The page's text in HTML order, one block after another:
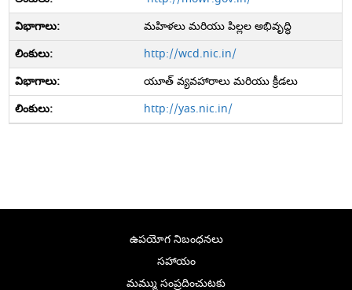
మహిళలు మరియు పిల్లల అభివృద్ధి
http://wcd.nic.in/
యూత్ వ్యవహారాలు మరియు క్రీడలు
http://yas.nic.in/
ఉపయోగ నిబంధనలు
సహాయం
మమ్ము సంప్రదించుటకు